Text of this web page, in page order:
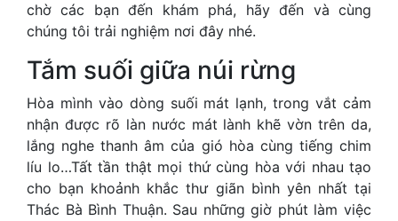
chờ các bạn đến khám phá, hãy đến và cùng
chúng tôi trải nghiệm nơi đây nhé.
Tắm suối giữa núi rừng
Hòa mình vào dòng suối mát lạnh, trong vắt cảm
nhận được rõ làn nước mát lành khẽ vờn trên da,
lắng nghe thanh âm của gió hòa cùng tiếng chim
líu lo…Tất tần thật mọi thứ cùng hòa với nhau tạo
cho bạn khoảnh khắc thư giãn bình yên nhất tại
Thác Bà Bình Thuận. Sau những giờ phút làm việc